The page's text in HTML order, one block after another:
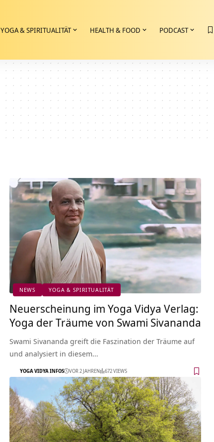
YOGA & SPIRITUALITÄT HEALTH & FOOD PODCAST
NEWS YOGA & SPIRITUALITÄT
Neuerscheinung im Yoga Vidya Verlag:
Yoga der Träume von Swami Sivananda
Swami Sivananda greift die Faszination der Träume auf
und analysiert in diesem…
YOGA VIDYA INFOS VOR 2 JAHREN 672 VIEWS